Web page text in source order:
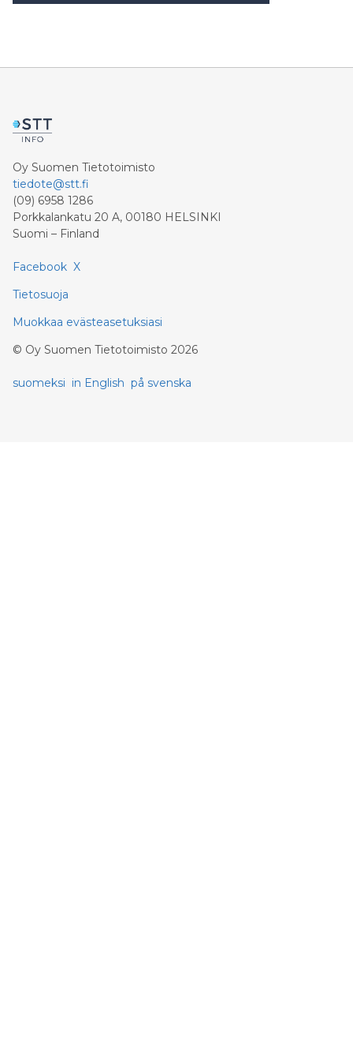
Oy Suomen Tietotoimisto
tiedote@stt.fi
(09) 6958 1286
Porkkalankatu 20 A, 00180 HELSINKI
Suomi – Finland
Facebook X
Tietosuoja
Muokkaa evästeasetuksiasi
© Oy Suomen Tietotoimisto 2026
suomeksi in English på svenska